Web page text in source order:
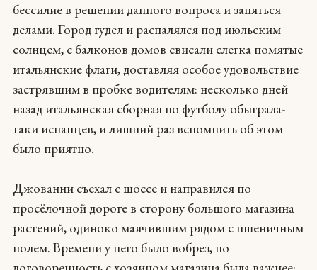
бессилие в решении данного вопроса и заняться
делами. Город гудел и распалялся под июльским
солнцем, с балконов домов свисали слегка помятые
итальянские флаги, доставляя особое удовольствие
застрявшим в пробке водителям: несколько дней
назад итальянская сборная по футболу обыграла-
таки испанцев, и лишний раз вспомнить об этом
было приятно.
Джованни съехал с шоссе и направился по
просёлочной дороге в сторону большого магазина
растений, одиноко маячившим рядом с пшеничным
полем. Времени у него было вобрез, но